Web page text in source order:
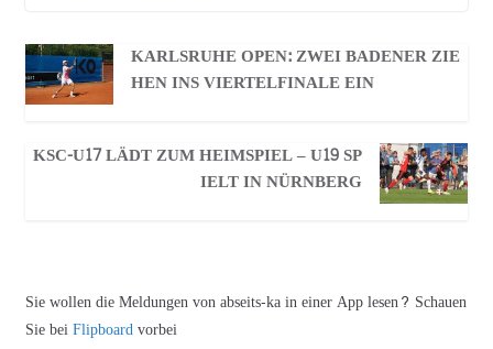
KARLSRUHE OPEN: ZWEI BADENER ZIE
HEN INS VIERTELFINALE EIN
KSC-U17 LÄDT ZUM HEIMSPIEL – U19 SP
IELT IN NÜRNBERG
Sie wollen die Meldungen von abseits-ka in einer App lesen? Schauen
Sie beiFlipboardvorbei